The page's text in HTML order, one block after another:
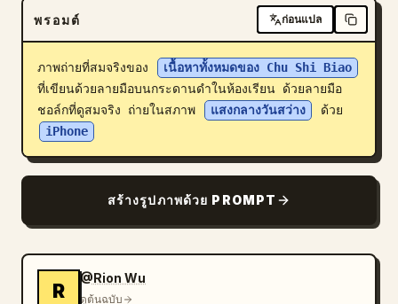
ดาวน์โหลด
บล็อก
อัปเดต
พรอมต์ ก่อนแปล
ภาพถ่ายที่สมจริงของ
เนื้อหาทั้งหมดของ Chu Shi Biao
ที่เขียนด้วยลายมือบนกระดานดำในห้องเรียน ด้วยลายมือ
ชอล์กที่ดูสมจริง ถ่ายในสภาพ
แสงกลางวันสว่าง
ด้วย
iPhone
สร้างรูปภาพด้วย PROMPT
R
@Rion Wu
ดูต้นฉบับ